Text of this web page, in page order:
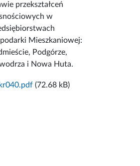
przekształceń
w
Mieszkaniowej:
Podgórze,
i Nowa Huta.
(72.68 kB)